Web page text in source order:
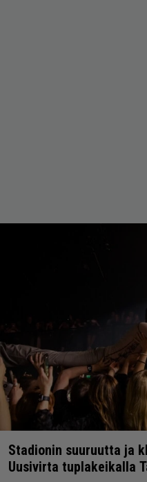
Stadionin suuruutta ja
Uusivirta tuplakeikalla